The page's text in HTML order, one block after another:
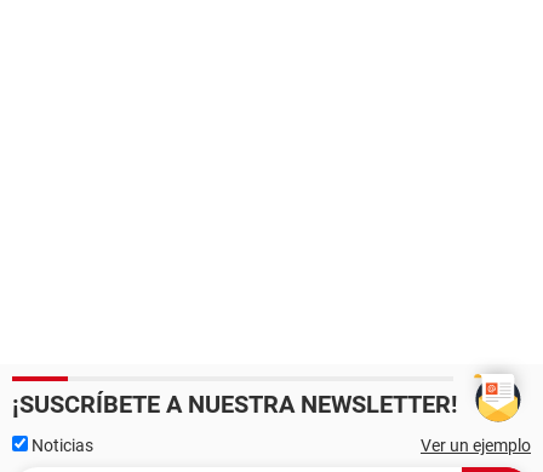
¡SUSCRÍBETE A NUESTRA NEWSLETTER!
Noticias Ver un ejemplo